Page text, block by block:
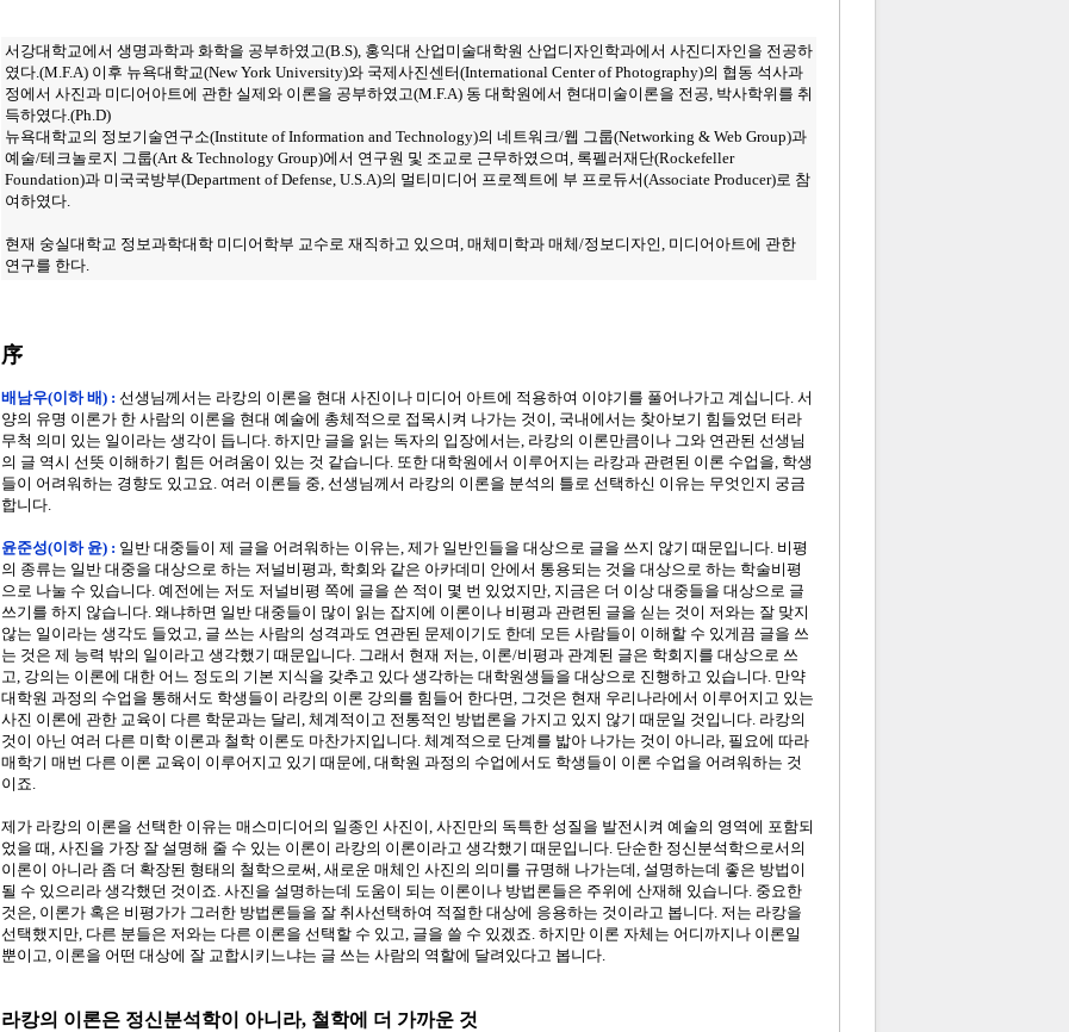
서강대학교에서 생명과학과 화학을 공부하였고(B.S), 홍익대 산업미술대학원 산업디자인학과에서 사진디자인을 전공하
였다.(M.F.A) 이후 뉴욕대학교(New York University)와 국제사진센터(International Center of Photography)의 협동 석사과
정에서 사진과 미디어아트에 관한 실제와 이론을 공부하였고(M.F.A) 동 대학원에서 현대미술이론을 전공, 박사학위를 취
득하였다.(Ph.D)
뉴욕대학교의 정보기술연구소(Institute of Information and Technology)의 네트워크/웹 그룹(Networking & Web Group)과
예술/테크놀로지 그룹(Art & Technology Group)에서 연구원 및 조교로 근무하였으며, 록펠러재단(Rockefeller
Foundation)과 미국국방부(Department of Defense, U.S.A)의 멀티미디어 프로젝트에 부 프로듀서(Associate Producer)로 참
여하였다.
현재 숭실대학교 정보과학대학 미디어학부 교수로 재직하고 있으며, 매체미학과 매체/정보디자인, 미디어아트에 관한
연구를 한다.
序
배남우(이하 배) : 선생님께서는 라캉의 이론을 현대 사진이나 미디어 아트에 적용하여 이야기를 풀어나가고 계십니다. 서
양의 유명 이론가 한 사람의 이론을 현대 예술에 총체적으로 접목시켜 나가는 것이, 국내에서는 찾아보기 힘들었던 터라
무척 의미 있는 일이라는 생각이 듭니다. 하지만 글을 읽는 독자의 입장에서는, 라캉의 이론만큼이나 그와 연관된 선생님
의 글 역시 선뜻 이해하기 힘든 어려움이 있는 것 같습니다. 또한 대학원에서 이루어지는 라캉과 관련된 이론 수업을, 학생
들이 어려워하는 경향도 있고요. 여러 이론들 중, 선생님께서 라캉의 이론을 분석의 틀로 선택하신 이유는 무엇인지 궁금
합니다.
윤준성(이하 윤) : 일반 대중들이 제 글을 어려워하는 이유는, 제가 일반인들을 대상으로 글을 쓰지 않기 때문입니다. 비평
의 종류는 일반 대중을 대상으로 하는 저널비평과, 학회와 같은 아카데미 안에서 통용되는 것을 대상으로 하는 학술비평
으로 나눌 수 있습니다. 예전에는 저도 저널비평 쪽에 글을 쓴 적이 몇 번 있었지만, 지금은 더 이상 대중들을 대상으로 글
쓰기를 하지 않습니다. 왜냐하면 일반 대중들이 많이 읽는 잡지에 이론이나 비평과 관련된 글을 싣는 것이 저와는 잘 맞지
않는 일이라는 생각도 들었고, 글 쓰는 사람의 성격과도 연관된 문제이기도 한데 모든 사람들이 이해할 수 있게끔 글을 쓰
는 것은 제 능력 밖의 일이라고 생각했기 때문입니다. 그래서 현재 저는, 이론/비평과 관계된 글은 학회지를 대상으로 쓰
고, 강의는 이론에 대한 어느 정도의 기본 지식을 갖추고 있다 생각하는 대학원생들을 대상으로 진행하고 있습니다. 만약
대학원 과정의 수업을 통해서도 학생들이 라캉의 이론 강의를 힘들어 한다면, 그것은 현재 우리나라에서 이루어지고 있는
사진 이론에 관한 교육이 다른 학문과는 달리, 체계적이고 전통적인 방법론을 가지고 있지 않기 때문일 것입니다. 라캉의
것이 아닌 여러 다른 미학 이론과 철학 이론도 마찬가지입니다. 체계적으로 단계를 밟아 나가는 것이 아니라, 필요에 따라
매학기 매번 다른 이론 교육이 이루어지고 있기 때문에, 대학원 과정의 수업에서도 학생들이 이론 수업을 어려워하는 것
이죠.
제가 라캉의 이론을 선택한 이유는 매스미디어의 일종인 사진이, 사진만의 독특한 성질을 발전시켜 예술의 영역에 포함되
었을 때, 사진을 가장 잘 설명해 줄 수 있는 이론이 라캉의 이론이라고 생각했기 때문입니다. 단순한 정신분석학으로서의
이론이 아니라 좀 더 확장된 형태의 철학으로써, 새로운 매체인 사진의 의미를 규명해 나가는데, 설명하는데 좋은 방법이
될 수 있으리라 생각했던 것이죠. 사진을 설명하는데 도움이 되는 이론이나 방법론들은 주위에 산재해 있습니다. 중요한
것은, 이론가 혹은 비평가가 그러한 방법론들을 잘 취사선택하여 적절한 대상에 응용하는 것이라고 봅니다. 저는 라캉을
선택했지만, 다른 분들은 저와는 다른 이론을 선택할 수 있고, 글을 쓸 수 있겠죠. 하지만 이론 자체는 어디까지나 이론일
뿐이고, 이론을 어떤 대상에 잘 교합시키느냐는 글 쓰는 사람의 역할에 달려있다고 봅니다.
라캉의 이론은 정신분석학이 아니라, 철학에 더 가까운 것